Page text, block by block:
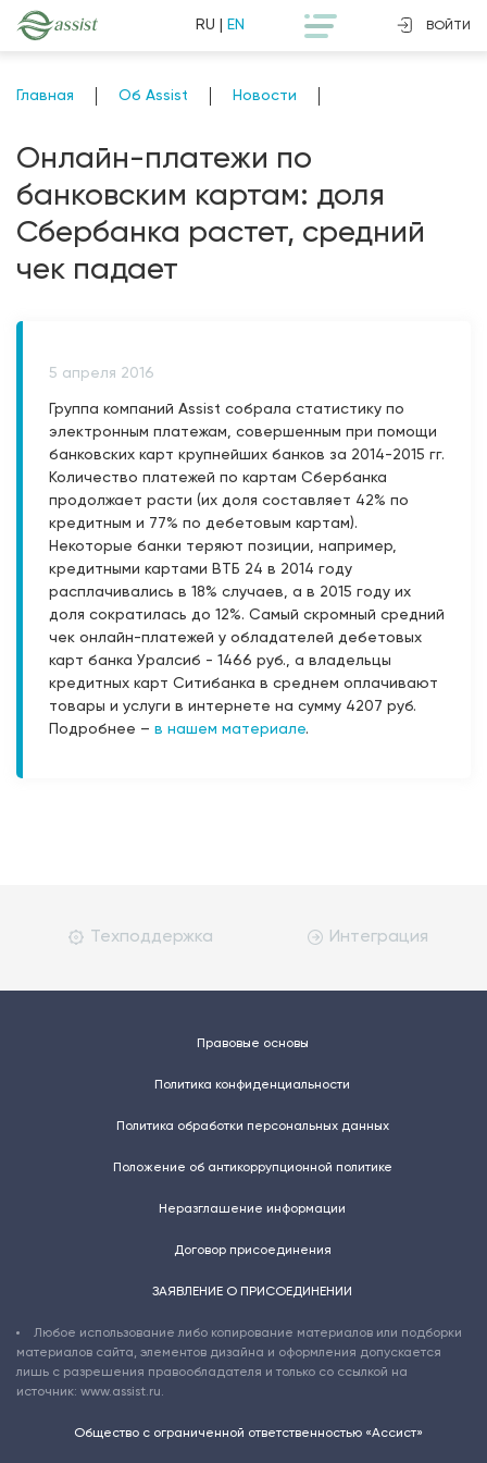
RU EN ВОЙТИ
Главная Об Assist Новости
Онлайн-платежи по
банковским картам: доля
Сбербанка растет, средний
чек падает
5 апреля 2016
Группа компаний Assist собрала статистику по
электронным платежам, совершенным при помощи
банковских карт крупнейших банков за 2014-2015 гг.
Количество платежей по картам Сбербанка
продолжает расти (их доля составляет 42% по
кредитным и 77% по дебетовым картам).
Некоторые банки теряют позиции, например,
кредитными картами ВТБ 24 в 2014 году
расплачивались в 18% случаев, а в 2015 году их
доля сократилась до 12%. Самый скромный средний
чек онлайн-платежей у обладателей дебетовых
карт банка Уралсиб - 1466 руб., а владельцы
кредитных карт Ситибанка в среднем оплачивают
товары и услуги в интернете на сумму 4207 руб.
Подробнее – в нашем материале.
Техподдержка Интеграция
Общество с ограниченной ответственностью «Ассист»
Правовые основы
Политика конфиденциальности
Политика обработки персональных данных
Положение об антикоррупционной политике
Неразглашение информации
Договор присоединения
ЗАЯВЛЕНИЕ О ПРИСОЕДИНЕНИИ
Любое использование либо копирование материалов или подборки
материалов сайта, элементов дизайна и оформления допускается
лишь с разрешения правообладателя и только со ссылкой на
источник: www.assist.ru.